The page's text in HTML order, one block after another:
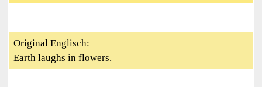
Original Englisch:
Earth laughs in flowers.